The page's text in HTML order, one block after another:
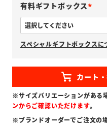
有料ギフトボックス
必
須
)
スペシャルギフトボックスに
※サイズバリエーションがある
ンからご確認いただけます。
※ブランドオーダーでご注文の場